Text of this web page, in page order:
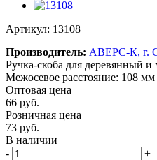
Артикул: 13108
Производитель: АВЕРС-К, г.
Ручка-скоба для деревянный и
Межосевое расстояние: 108 мм
Оптовая цена
66 руб.
Розничная цена
73 руб.
В наличии
-
+